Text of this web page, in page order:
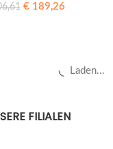
€189,26
Weitere Produkte
FILIALEN